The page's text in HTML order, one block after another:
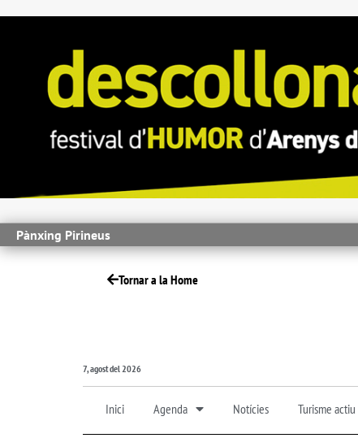
Pànxing Pirineus
Tornar a la Home
7, agost del 2026
Inici Agenda Notícies Turisme actiu